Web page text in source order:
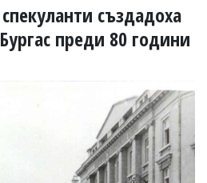
създадоха
преди 80 години